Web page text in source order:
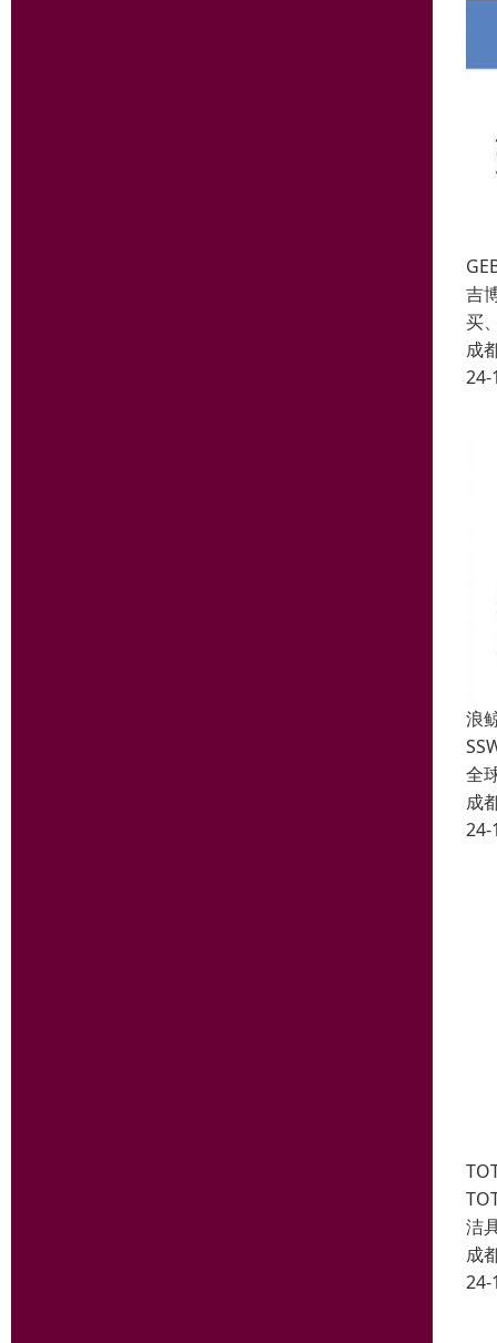
吉
买
成
24-
浪
全
成
24-
洁
成
24-